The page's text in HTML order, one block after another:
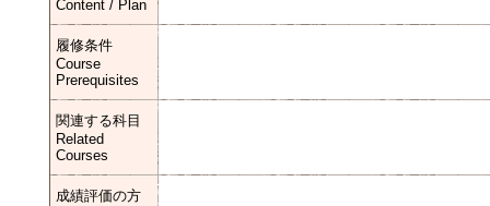
Content / Plan
履修条件
Course
Prerequisites
関連する科目
Related
Courses
成績評価の方